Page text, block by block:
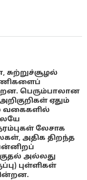
பெரும்பாலான
ஏதும்
வகைகளில்
லேசாக
அதிக திறந்த
அல்லது
புள்ளிகள்